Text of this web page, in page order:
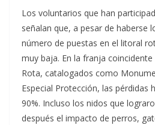
Los voluntarios que han
señalan que, a pesar de haberse
número de puestas en el litoral
muy baja. En la franja
Rota, catalogados como
Especial Protección, las pérdidas
90%. Incluso los nidos que
después el impacto de perros,